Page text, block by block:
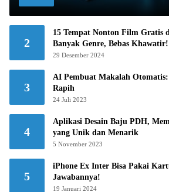
2
15 Tempat Nonton Film Gratis
Banyak Genre, Bebas Khawatir!
29 Desember 2024
3
AI Pembuat Makalah
Rapih
24 Juli 2023
4
Aplikasi Desain Baju PDH,
yang Unik dan Menarik
5 November 2023
5
iPhone Ex Inter Bisa Pakai
Jawabannya!
19 Januari 2024